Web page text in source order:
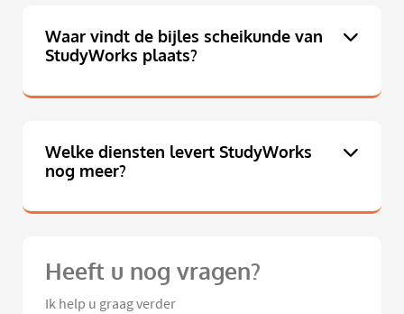
Waar vindt de bijles scheikunde van
StudyWorks plaats?
Welke diensten levert StudyWorks
nog meer?
Heeft u nog vragen?
Ik help u graag verder